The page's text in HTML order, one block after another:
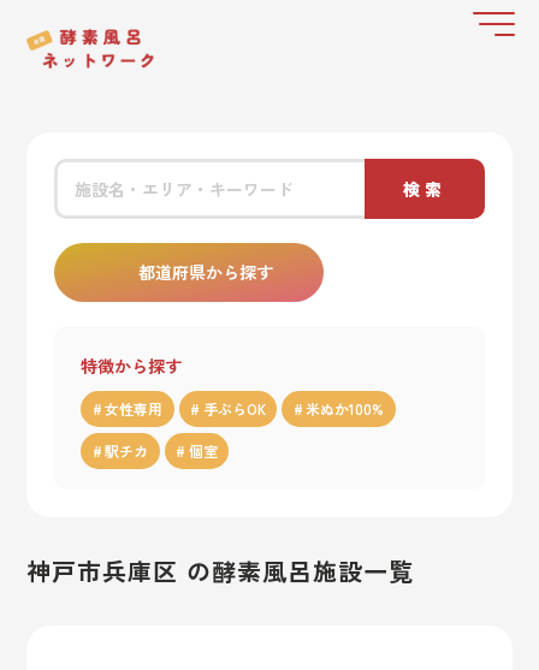
検索
都道府県から探す
特徴から探す
女性専用 手ぶらOK 米ぬか100%
駅チカ 個室
神戸市兵庫区 の酵素風呂施設一覧